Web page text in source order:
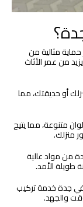
مثالية من
من عمر الأثاث
أو حديقتك، مما
متنوعة، مما يتيح
مواد عالية
الأمد.
جدة خدمة تركيب
والجهد.